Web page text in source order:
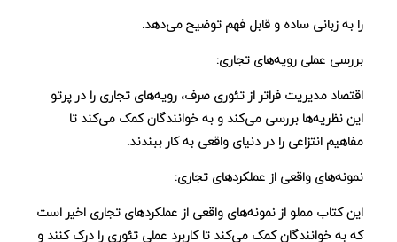
را به زبانی ساده و قابل فهم توضیح می‌دهد.
بررسی عملی رویه‌های تجاری:
اقتصاد مدیریت فراتر از تئوری صرف، رویه‌های تجاری را در پرتو
این نظریه‌ها بررسی می‌کند و به خوانندگان کمک می‌کند تا
مفاهیم انتزاعی را در دنیای واقعی به کار ببندند.
نمونه‌های واقعی از عملکردهای تجاری:
این کتاب مملو از نمونه‌های واقعی از عملکردهای تجاری اخیر است
که به خوانندگان کمک می‌کند تا کاربرد عملی تئوری را درک کنند و